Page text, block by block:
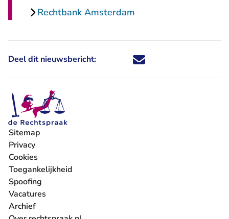
Rechtbank Amsterdam
Deel dit nieuwsbericht: Deel dit nieuwsbericht via X -
Deel dit nieuwsbericht via
Deel dit nieuwsbericht
Deel dit
Sitemap
Privacy
Cookies
Toegankelijkheid
Spoofing
Vacatures
- U verlaat Rechtspraak.nl
Archief